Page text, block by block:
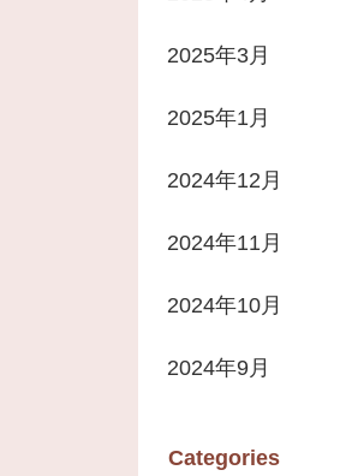
2025年3月
2025年1月
2024年12月
2024年11月
2024年10月
2024年9月
Categories